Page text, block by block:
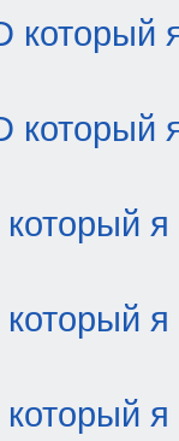
который
который
я
я
я